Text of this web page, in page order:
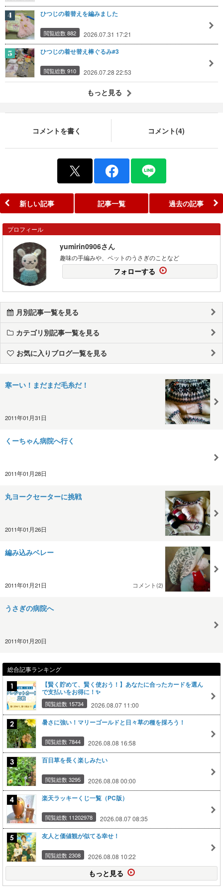
ひつじの着替えを編みました
閲覧総数 882 2026.07.31 17:21
ひつじの着せ替え棒ぐるみ#3
閲覧総数 910 2026.07.28 22:53
もっと見る
コメントを書く コメント(4)
新しい記事 記事一覧 過去の記事
プロフィール
yumirin0906さん
趣味の手編みや、ペットのうさぎのことなど
フォローする
月別記事一覧を見る
カテゴリ別記事一覧を見る
お気に入りブログ一覧を見る
寒ーい！まだまだ毛糸だ！
2011年01月31日
くーちゃん病院へ行く
2011年01月28日
丸ヨークセーターに挑戦
2011年01月26日
編み込みベレー
2011年01月21日 コメント(2)
うさぎの病院へ
2011年01月20日
総合記事ランキング
【賢く貯めて、賢く使おう！】あなたに合ったカードを選ん
で支払いをお得に！✨
閲覧総数 15734 2026.08.07 11:00
暑さに強い！マリーゴールドと日々草の種を採ろう！
閲覧総数 7844 2026.08.08 16:58
百日草を長く楽しみたい
閲覧総数 3295 2026.08.08 00:00
楽天ラッキーくじ一覧（PC版）
閲覧総数 11202978 2026.08.07 08:35
友人と価値観が似てる幸せ！
閲覧総数 2308 2026.08.08 10:22
もっと見る